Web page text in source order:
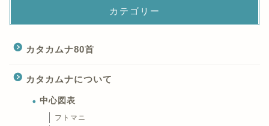
カテゴリー
カタカムナ80首
カタカムナについて
中心図表
フトマニ